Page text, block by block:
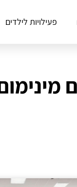
פעילויות לילדים